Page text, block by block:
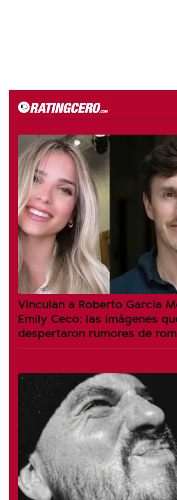
Vinculan a Roberto García
Emily Ceco: las imágenes
despertaron rumores de